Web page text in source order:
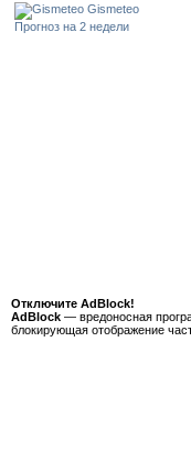
Gismeteo
Прогноз на 2 недели
Отключите AdBlock!
AdBlock — вредоносная
блокирующая отображение